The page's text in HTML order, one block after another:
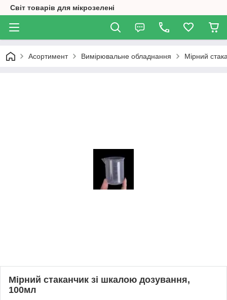
Світ товарів для мікрозелені
Асортимент Вимірювальне обладнання Мірний
Мірний стаканчик зі шкалою дозування,
100мл